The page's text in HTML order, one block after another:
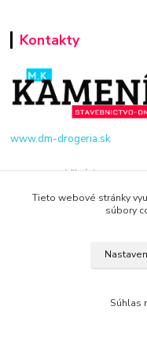
Kontakty
www.dm-drogeria.sk
Viktória
+421 940
Tieto webové stránky
súbory
Súhlas